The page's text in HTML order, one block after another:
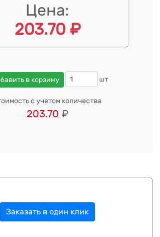
Цена:
203.70 ₽
в корзину шт
с учетом количества
203.70 ₽
Заказать в один клик